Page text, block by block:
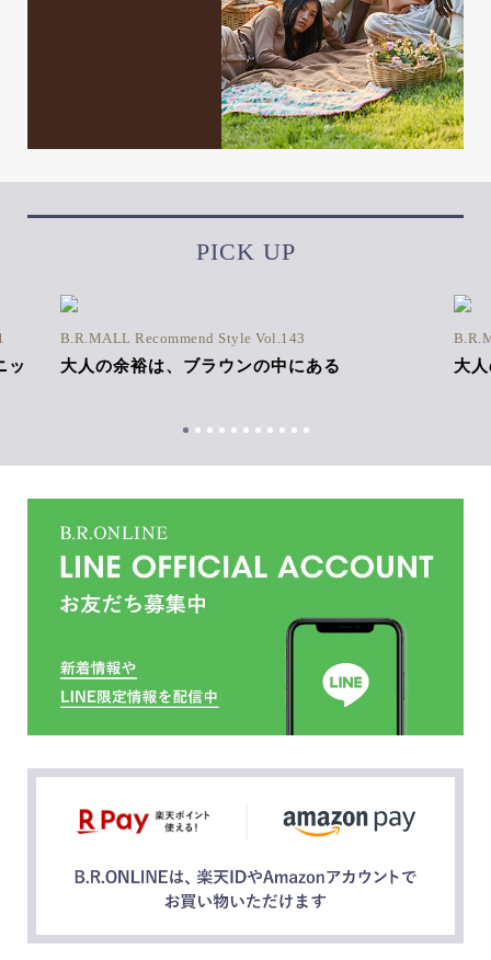
PICK UP
ッ
B.R.MALL Recommend Style Vol.143
大人の余裕は、ブラウンの中にある 大